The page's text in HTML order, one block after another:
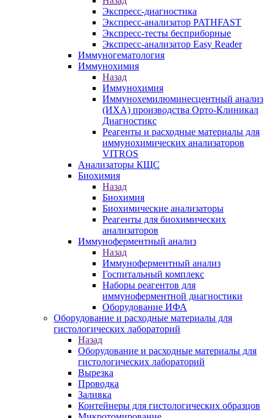
Экспресс-диагностика
Экспресс-анализатор PATHFAST
Экспресс-тесты бесприборные
Экспресс-анализатор Easy Reader
Иммуногематология
Иммунохимия
Назад
Иммунохимия
Иммунохемилюминесцентный анализ
(ИХА) производства Орто-Клиникал
Диагностикс
Реагенты и расходные материалы для
иммунохимических анализаторов
VITROS
Анализаторы КЩС
Биохимия
Назад
Биохимия
Биохимические анализаторы
Реагенты для биохимических
анализаторов
Иммуноферментный анализ
Назад
Иммуноферментный анализ
Госпитальный комплекс
Наборы реагентов для
иммуноферментной диагностики
Оборудование ИФА
Оборудование и расходные материалы для
гистологических лабораторий
Назад
Оборудование и расходные материалы для
гистологических лабораторий
Вырезка
Проводка
Заливка
Контейнеры для гистологических образцов